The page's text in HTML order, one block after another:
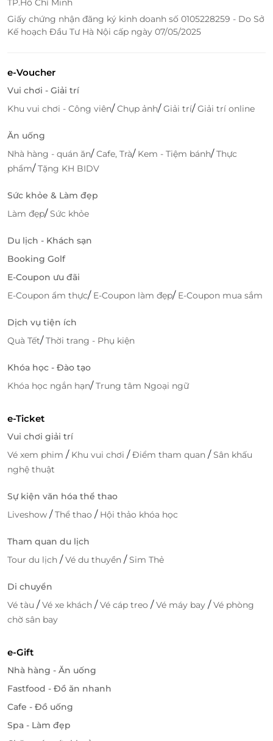
Ương hứa hẹn sẽ mang đến sự hài lòng nhất cho
TP.Hồ Chí Minh
Giấy chứng nhận đăng ký kinh doanh số 0105228259 - Do Sở
Kế hoạch Đầu Tư Hà Nội cấp ngày 07/05/2025
e-Voucher
Vui chơi - Giải trí
Khu vui chơi - Công viên/Chụp ảnh/Giải trí/Giải trí online
Ăn uống
Nhà hàng - quán ăn/Cafe, Trà/ Kem - Tiệm bánh/Thực
phẩm/Tặng KH BIDV
Sức khỏe & Làm đẹp
Làm đẹp/Sức khỏe
Du lịch - Khách sạn
Booking Golf
E-Coupon ưu đãi
E-Coupon ẩm thực/ E-Coupon làm đẹp/ E-Coupon mua sắm
Dịch vụ tiện ích
Quà Tết/Thời trang - Phụ kiện
Khóa học - Đào tạo
Khóa học ngắn hạn/Trung tâm Ngoại ngữ
e-Ticket
Vui chơi giải trí
Vé xem phim / Khu vui chơi /Điểm tham quan /Sân khấu
nghệ thuật
Sự kiện văn hóa thể thao
Liveshow /Thể thao / Hội thảo khóa học
Tham quan du lịch
Tour du lịch /Vé du thuyền /Sim Thẻ
Di chuyển
Vé tàu /Vé xe khách /Vé cáp treo /Vé máy bay /Vé phòng
chờ sân bay
e-Gift
Nhà hàng - Ăn uống
Fastfood - Đồ ăn nhanh
Cafe - Đồ uống
Spa - Làm đẹp